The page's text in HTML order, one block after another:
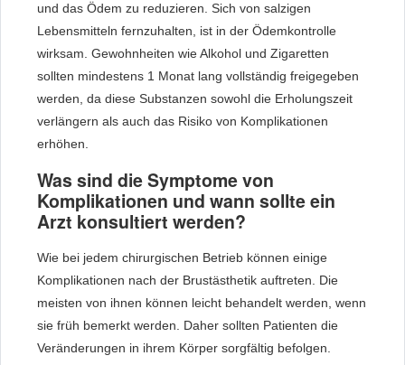
und das Ödem zu reduzieren. Sich von salzigen
Lebensmitteln fernzuhalten, ist in der Ödemkontrolle
wirksam. Gewohnheiten wie Alkohol und Zigaretten
sollten mindestens 1 Monat lang vollständig freigegeben
werden, da diese Substanzen sowohl die Erholungszeit
verlängern als auch das Risiko von Komplikationen
erhöhen.
Was sind die Symptome von
Komplikationen und wann sollte ein
Arzt konsultiert werden?
Wie bei jedem chirurgischen Betrieb können einige
Komplikationen nach der Brustästhetik auftreten. Die
meisten von ihnen können leicht behandelt werden, wenn
sie früh bemerkt werden. Daher sollten Patienten die
Veränderungen in ihrem Körper sorgfältig befolgen.